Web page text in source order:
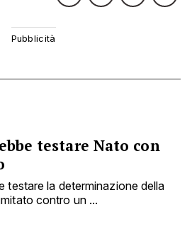
testare Nato con
testare la determinazione della
contro un ...